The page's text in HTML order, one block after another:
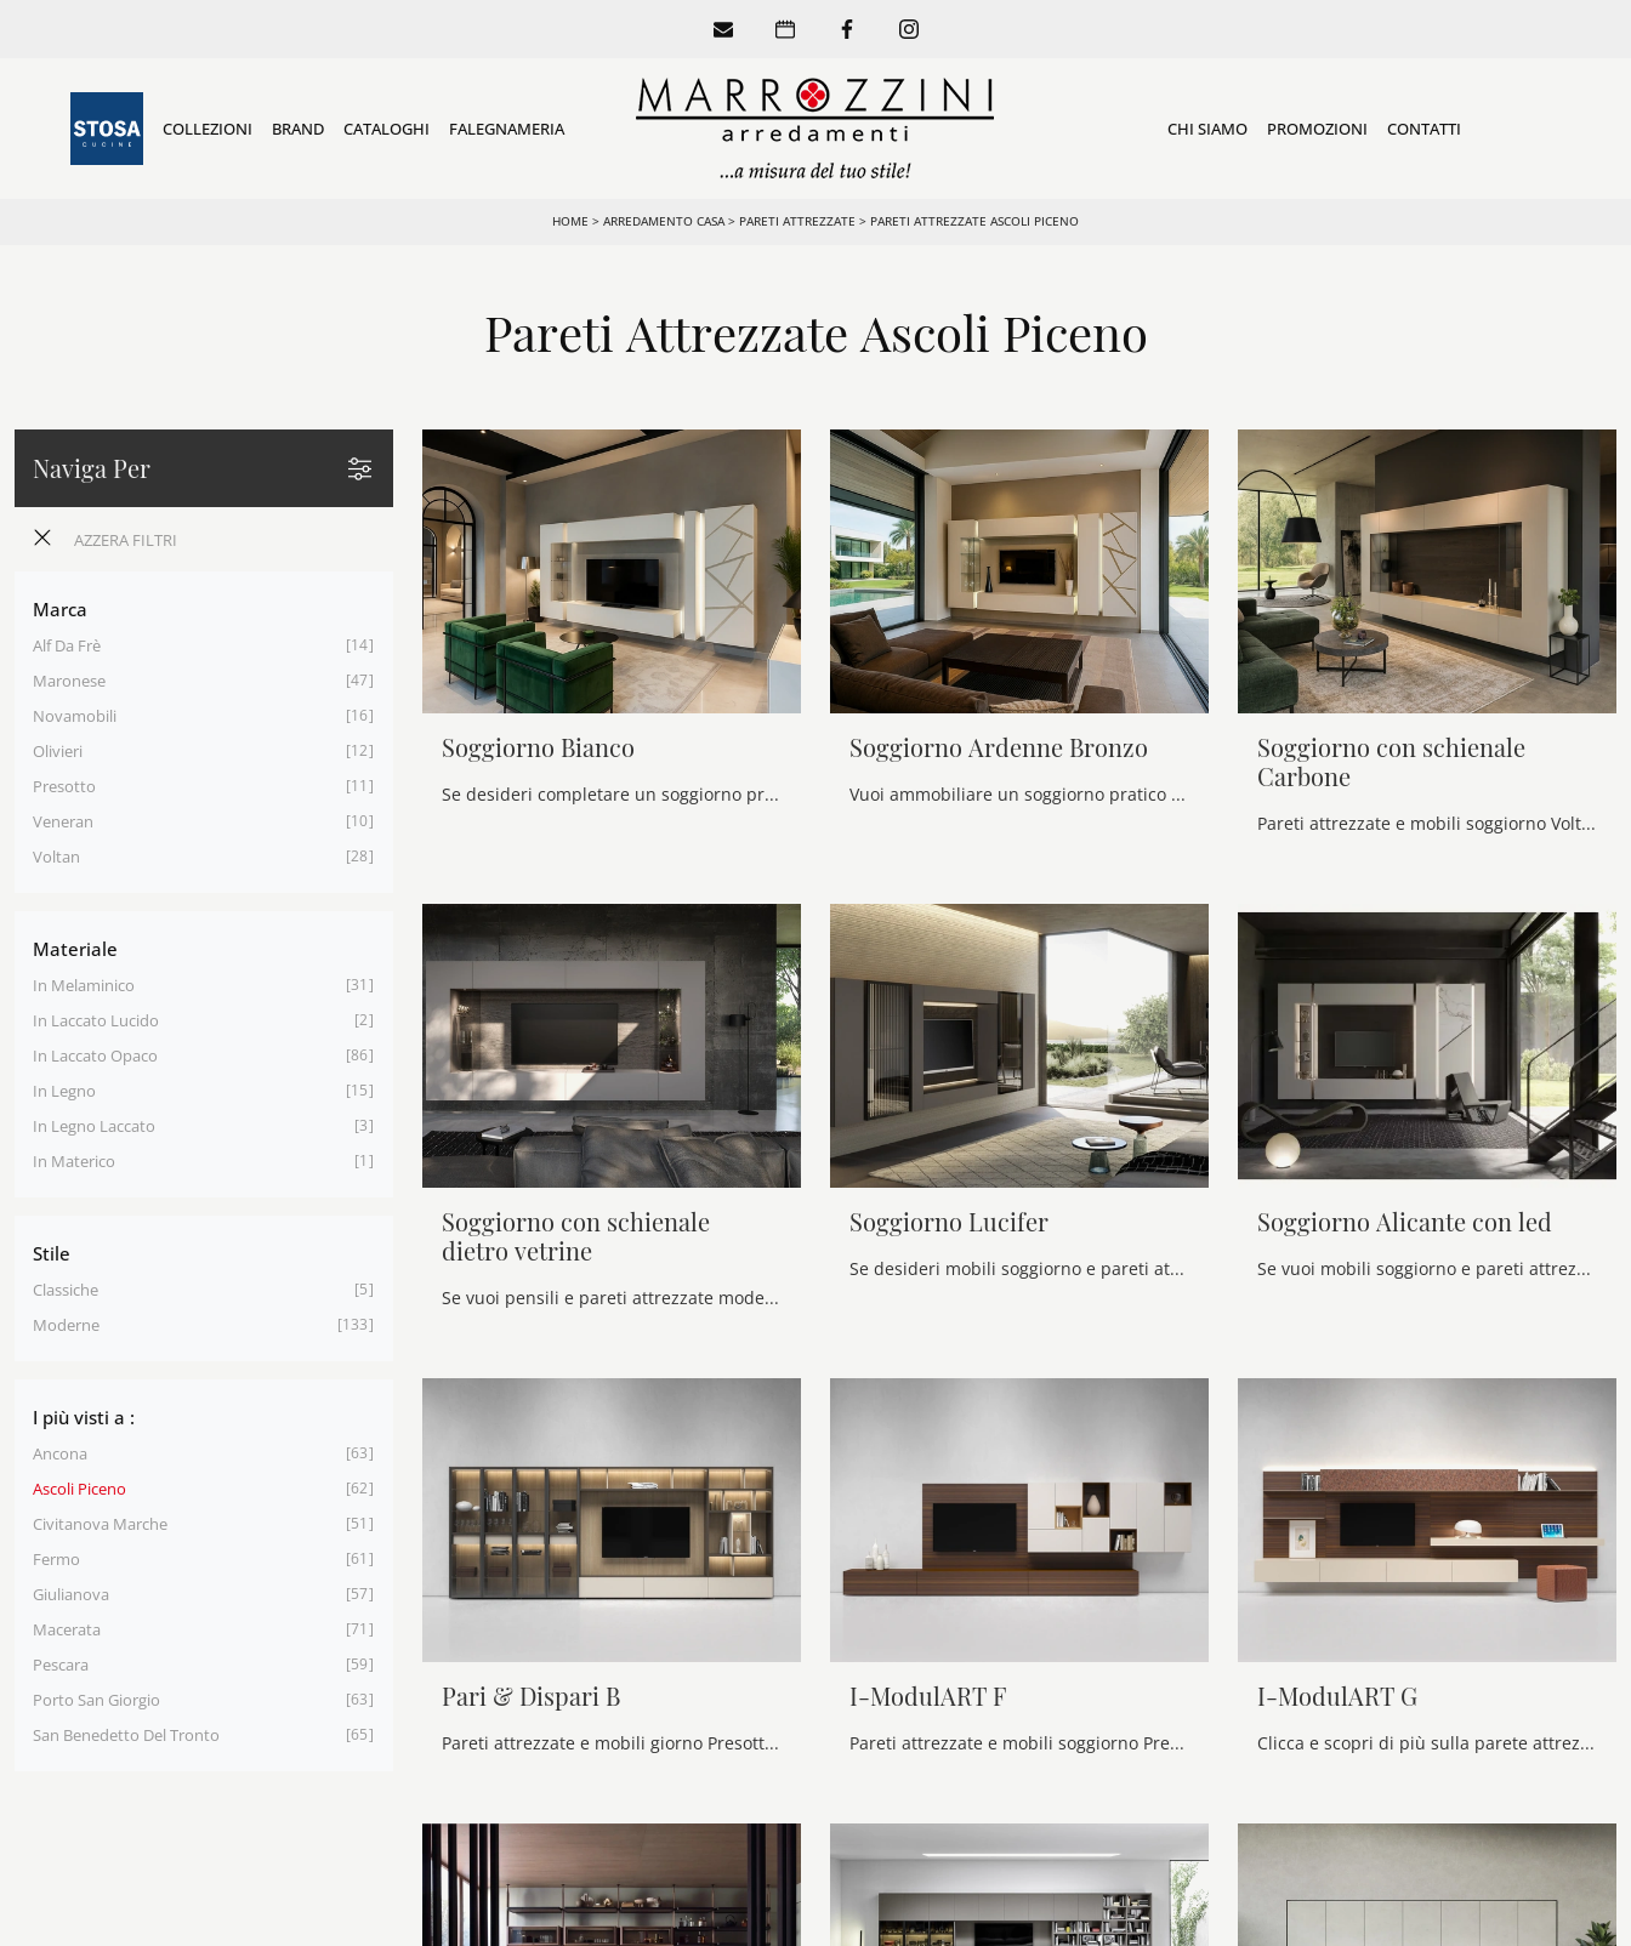
COLLEZIONI BRAND CATALOGHI FALEGNAMERIA CHI SIAMO PROMOZIONI CONTATTI
HOME > ARREDAMENTO CASA> PARETI ATTREZZATE > PARETI ATTREZZATE ASCOLI PICENO
Pareti Attrezzate Ascoli Piceno
Naviga Per
AZZERA FILTRI
Marca
Alf Da Frè 14
Maronese 47
Novamobili 16
Olivieri 12
Presotto 11
Veneran 10
Voltan 28
Materiale
In Melaminico 31
In Laccato Lucido 2
In Laccato Opaco 86
In Legno 15
In Legno Laccato 3
In Materico 1
Stile
Classiche 5
Moderne 133
I più visti a :
Ancona 63
Ascoli Piceno 62
Civitanova Marche 51
Fermo 61
Giulianova 57
Macerata 71
Pescara 59
Porto San Giorgio 63
San Benedetto Del Tronto 65
Soggiorno Bianco
Se desideri completare un soggiorno pratico e dinamico dalle linee moderne, ti offriamo la parete attrezzata Soggiorno Bianco Voltan.
Soggiorno Ardenne Bronzo
Vuoi ammobiliare un soggiorno pratico e operativo? Ti offriamo la parete attrezzata Soggiorno Ardenne Bronzo Voltan dalle forme decise moderne.
Soggiorno con schienale
Carbone
Pareti attrezzate e mobili soggiorno Voltan: clicca e scopri il modello Soggiorno con schienale Carbone e potrai impreziosire stanze moderne di ogni ...
Soggiorno con schienale
dietro vetrine
Se vuoi pensili e pareti attrezzate moderne, scegli il modello Soggiorno con schienale dietro vetrine di Voltan: clicca e ottieni informazioni!
Soggiorno Lucifer
Se desideri mobili soggiorno e pareti attrezzate moderne, prediligi il modello Soggiorno Lucifer di Voltan: clicca e scopri di più!
Soggiorno Alicante con led
Se vuoi mobili soggiorno e pareti attrezzate moderne, prediligi il modello Soggiorno Alicante con led di Voltan: clicca e ottieni informazioni!
Pari & Dispari B
Pareti attrezzate e mobili giorno Presotto: clicca e scopri il modello Pari & Dispari B e potrai valorizzare stanze moderne di ogni genere.
I-ModulART F
Pareti attrezzate e mobili soggiorno Presotto: clicca e scopri il modello I-ModulART F e potrai impreziosire stanze moderne di ogni genere.
I-ModulART G
Clicca e scopri di più sulla parete attrezzata I-ModulART G dell'azienda Presotto: è la soluzione dalle linee moderne perfetta per te.